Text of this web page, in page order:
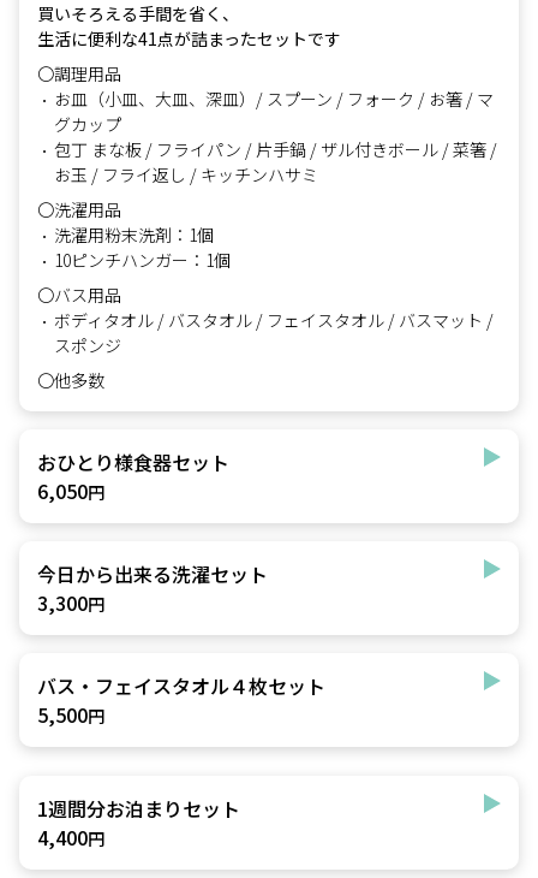
買いそろえる手間を省く、
生活に便利な41点が詰まったセットです
〇調理用品
お皿（小皿、大皿、深皿）/ スプーン / フォーク / お箸 / マ
グカップ
包丁 まな板 / フライパン / 片手鍋 / ザル付きボール / 菜箸 /
お玉 / フライ返し / キッチンハサミ
〇洗濯用品
洗濯用粉末洗剤：1個
10ピンチハンガー：1個
〇バス用品
ボディタオル / バスタオル / フェイスタオル / バスマット /
スポンジ
〇他多数
おひとり様食器セット
6,050円
今日から出来る洗濯セット
3,300円
バス・フェイスタオル４枚セット
5,500円
1週間分お泊まりセット
4,400円